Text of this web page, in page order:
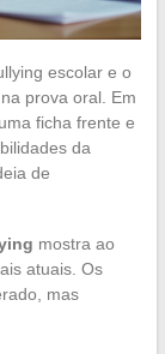
escolar e o
prova oral. Em
ficha frente e
da
de
mostra ao
atuais. Os
mas